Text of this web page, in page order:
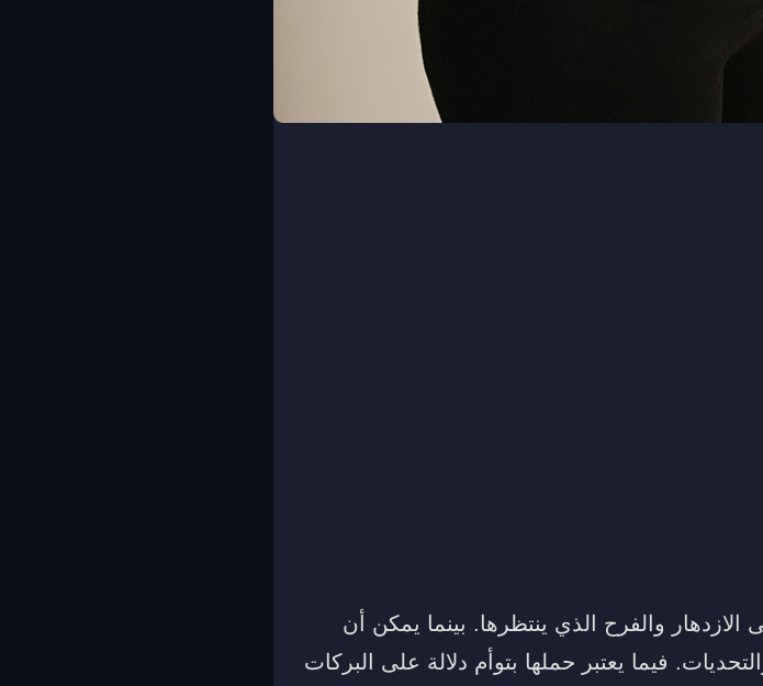
الازدهار والفرح الذي ينتظرها. بينما يمكن أن
فيما يعتبر حملها بتوأم دلالة على البركات